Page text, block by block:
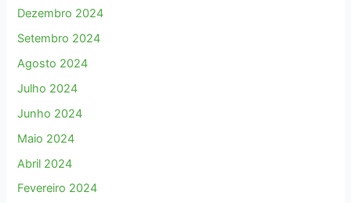
Dezembro 2024
Setembro 2024
Agosto 2024
Julho 2024
Junho 2024
Maio 2024
Abril 2024
Fevereiro 2024